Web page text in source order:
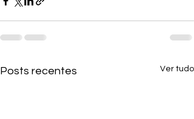
Posts recentes Ver tudo